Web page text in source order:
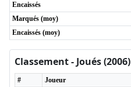
Encaissés
Marqués (moy)
Encaissés (moy)
Classement - Joués (2006)
# Joueur